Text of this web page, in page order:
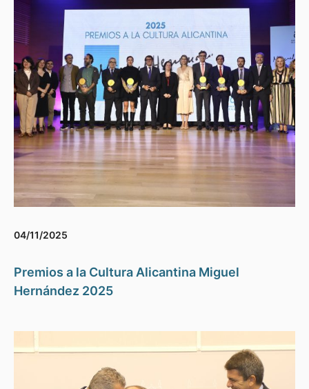
04/11/2025
Premios a la Cultura Alicantina Miguel
Hernández 2025